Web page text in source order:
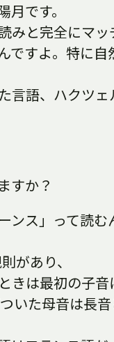
月です。
みと完全にマッ
ですよ。特に
言語、ハクツ
すか？
ス」って読む
があり、
きは最初の子音
いた母音は長音